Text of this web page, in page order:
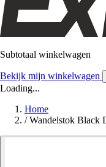
Subtotaal winkelwagen
Bekijk mijn winkelwagen
Loading...
Home
/ Wandelstok Black